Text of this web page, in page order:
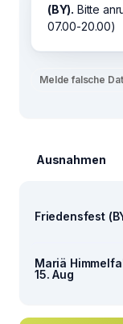
(BY). Bitte
07.00-20.00)
Melde falsche
Ausnahmen
Friedensfest
Mariä
15. Aug